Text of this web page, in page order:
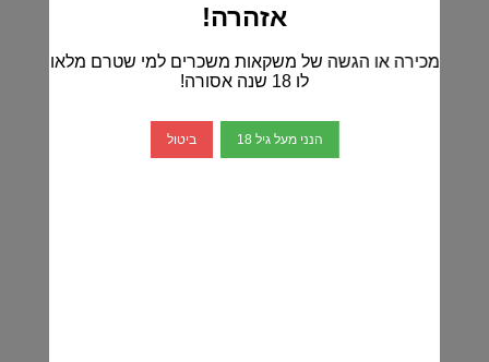
יינות ישראלים
דרום מבית יתיר
יקב אפוד- EPHOD
יקב ארטיזנל
יקב ויתקין
אזהרה!
מכירה או הגשה של משקאות משכרים למי שטרם מלאו
לו 18 שנה אסורה!
הנני מעל גיל 18 ביטול